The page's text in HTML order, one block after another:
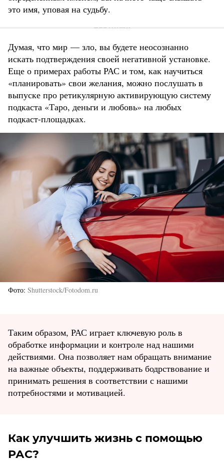
это имя, уповая на судьбу.
Думая, что мир — зло, вы будете неосознанно
искать подтверждения своей негативной установке.
Еще о примерах работы РАС и том, как научиться
«планировать» свои желания, можно послушать в
выпуске про ретикулярную активирующую систему
подкаста «Таро, деньги и любовь» на любых
подкаст-площадках.
Фото Shutterstock/Fotodom.ru
Таким образом, РАС играет ключевую роль в
обработке информации и контроле над нашими
действиями. Она позволяет нам обращать внимание
на важные объекты, поддерживать бодрствование и
принимать решения в соответствии с нашими
потребностями и мотивацией.
Как улучшить жизнь с помощью
РАС?